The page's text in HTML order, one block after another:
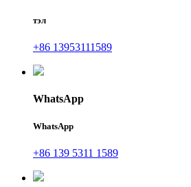
тэл
+86 13953111589
WhatsApp
WhatsApp
+86 139 5311 1589